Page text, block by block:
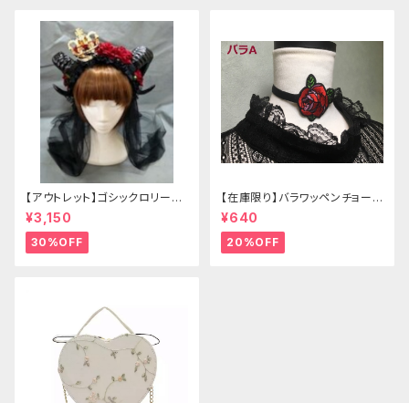
【アウトレット】ゴシックロリータ
ゴールドクラウン＆ホーン(ヴェ
ール付き)
¥3,150
30%OFF
【在庫限り】バラワッペンチョーカ
ー
¥640
20%OFF